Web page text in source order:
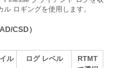
ロギングを使用します。
CSD）
ル ログ レベル
RTMT